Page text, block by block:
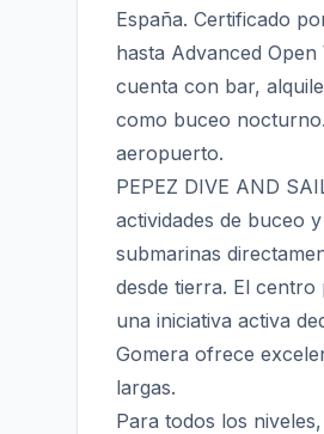
España. Certificado
hasta Advanced
cuenta con bar,
como buceo
aeropuerto.
PEPEZ DIVE AND
actividades de buceo
submarinas
desde tierra. El
una iniciativa activa
Gomera ofrece
largas.
Para todos los